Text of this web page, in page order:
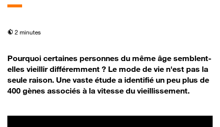
temps de lecture
2 minutes
Pourquoi certaines personnes du même âge semblent-
elles vieillir différemment ? Le mode de vie n'est pas la
seule raison. Une vaste étude a identifié un peu plus de
400 gènes associés à la vitesse du vieillissement.